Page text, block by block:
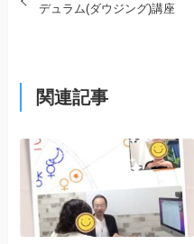
デュラム(ダウジング)講座
関連記事